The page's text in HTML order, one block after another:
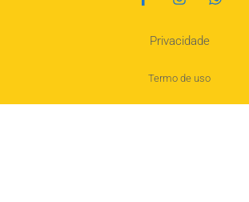
Privacidade
Termo de uso